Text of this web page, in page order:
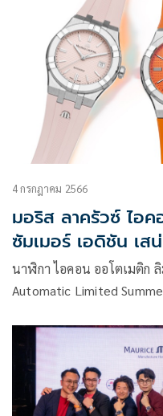
4 กรกฎาคม 2566
มอริส ลาครัวซ์ ไอ
ซัมเม
นาฬิกา ไอคอน ออโตเมติก
Automatic Limited